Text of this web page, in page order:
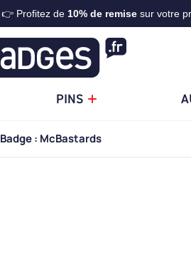
👉 Profitez de 10% de remisesur votre
PINS
Badge : McBastards